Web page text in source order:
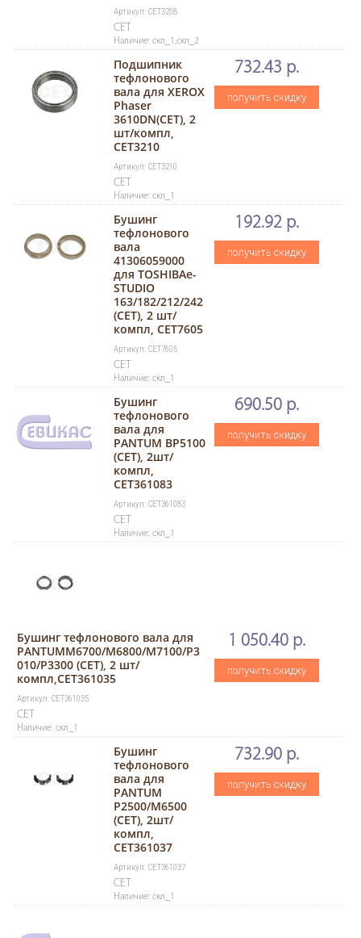
Артикул: CET3208
CET
Наличие: скл_1,скл_2
Подшипник
тефлонового
вала для XEROX
Phaser
3610DN(CET), 2
шт/компл,
CET3210
Артикул: CET3210
CET
Наличие: скл_1
732.43 р.
получить скидку
Бушинг
тефлонового
вала
41306059000
для TOSHIBAe-
STUDIO
163/182/212/242
(CET), 2 шт/
компл, CET7605
Артикул: CET7605
CET
Наличие: скл_1
192.92 р.
получить скидку
Бушинг
тефлонового
вала для
PANTUM BP5100
(CET), 2шт/
компл,
CET361083
Артикул: CET361083
CET
Наличие: скл_1
690.50 р.
получить скидку
Бушинг тефлонового вала для
PANTUMM6700/M6800/M7100/P3
010/P3300 (CET), 2 шт/
компл,CET361035
Артикул: CET361035
CET
Наличие: скл_1
1 050.40 р.
получить скидку
Бушинг
тефлонового
вала для
PANTUM
P2500/M6500
(CET), 2шт/
компл,
CET361037
Артикул: CET361037
CET
Наличие: скл_1
732.90 р.
получить скидку